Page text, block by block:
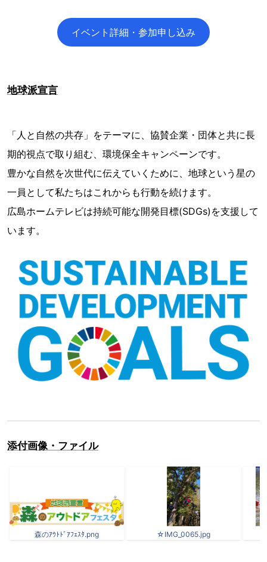
イベント詳細・参加申し込み
地球派宣言
「人と自然の共存」をテーマに、協賛企業・団体と共に長
期的視点で取り組む、環境保全キャンペーンです。
豊かな自然を次世代に伝えていくために、地球という星の
一員として私たちはこれからも行動を続けます。
広島ホームテレビは持続可能な開発目標(SDGs)を支援して
います。
添付画像・ファイル
森のｱｳﾄﾄﾞｱﾌｪｽﾀ.png ☆IMG_0065.jpg